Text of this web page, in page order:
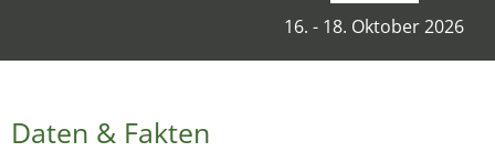
16. - 18. Oktober 2026
Daten & Fakten